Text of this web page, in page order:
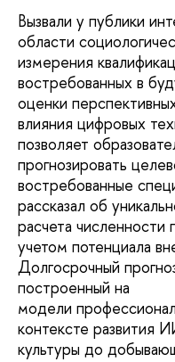
Вызвали у публики
области
измерения
востребованных в
оценки
влияния цифровых
позволяет
прогнозировать
востребованные
рассказал об
расчета численности
учетом потенциала
Долгосрочный
построенный на
модели
контексте развития
культуры до